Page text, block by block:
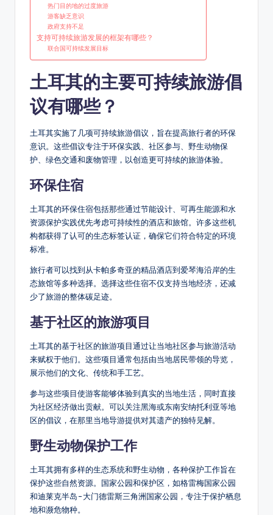
热门目的地的过度旅游
游客缺乏意识
政府支持不足
支持可持续旅游发展的框架有哪些？
联合国可持续发展目标
土耳其的主要可持续旅游倡
议有哪些？
土耳其实施了几项可持续旅游倡议，旨在提高旅行者的环保
意识。这些倡议专注于环保实践、社区参与、野生动物保
护、绿色交通和废物管理，以创造更可持续的旅游体验。
环保住宿
土耳其的环保住宿包括那些通过节能设计、可再生能源和水
资源保护实践优先考虑可持续性的酒店和旅馆。许多这些机
构都获得了认可的生态标签认证，确保它们符合特定的环境
标准。
旅行者可以找到从卡帕多奇亚的精品酒店到爱琴海沿岸的生
态旅馆等多种选择。选择这些住宿不仅支持当地经济，还减
少了旅游的整体碳足迹。
基于社区的旅游项目
土耳其的基于社区的旅游项目通过让当地社区参与旅游活动
来赋权于他们。这些项目通常包括由当地居民带领的导览，
展示他们的文化、传统和手工艺。
参与这些项目使游客能够体验到真实的当地生活，同时直接
为社区经济做出贡献。可以关注黑海或东南安纳托利亚等地
区的倡议，在那里当地导游提供对其遗产的独特见解。
野生动物保护工作
土耳其拥有多样的生态系统和野生动物，各种保护工作旨在
保护这些自然资源。国家公园和保护区，如格雷梅国家公园
和迪莱克半岛-大门德雷斯三角洲国家公园，专注于保护栖息
地和濒危物种。